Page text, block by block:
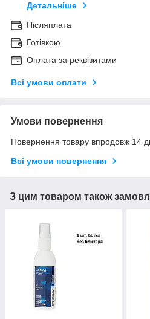
Детальніше
Післяплата
Готівкою
Оплата за реквізитами
Всі умови оплати
Умови повернення
Повернення товару впродовж 14
Всі умови повернення
З цим товаром також